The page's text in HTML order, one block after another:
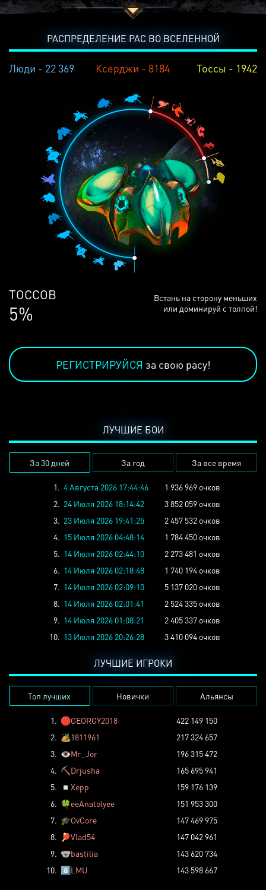
РАСПРЕДЕЛЕНИЕ РАС ВО ВСЕЛЕННОЙ
Люди - 22 369 Ксерджи - 8184 Тоссы - 1942
ЛЮДЕЙ
68%
Встань на сторону меньших
или доминируй с толпой!
РЕГИСТРИРУЙСЯ за свою расу!
ЛУЧШИЕ БОИ
За 30 дней За год За все время
1. 4 Августа 2026 17:44:46
1 936 969 очков
2. 24 Июля 2026 18:14:42
3 852 059 очков
3. 23 Июля 2026 19:41:25
2 457 532 очков
4. 15 Июля 2026 04:48:14
1 784 450 очков
5. 14 Июля 2026 02:44:10
2 273 481 очков
6. 14 Июля 2026 02:18:48
1 740 194 очков
7. 14 Июля 2026 02:09:10
5 137 020 очков
8. 14 Июля 2026 02:01:41
2 524 335 очков
9. 14 Июля 2026 01:08:21
2 405 337 очков
10. 13 Июля 2026 20:26:28 3 410 094 очков
ЛУЧШИЕ ИГРОКИ
Топ лучших Новички Альянсы
1. 🛑GEORGY2018
422 149 150
2. 🏕️1811961
217 324 657
3. 👁️Mr_Jor
196 315 472
4. ⛏️ Drjusha
165 695 941
5.
◽ Xepp
159 176 139
6. 🍀eeAnatolyee
151 953 300
7. 🎓OvCore
147 469 975
8.
🏓Vlad54
147 042 961
9. 🐨bastilia
143 620 734
10. 8️⃣LMU 143 598 667